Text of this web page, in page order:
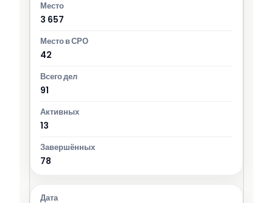
3 657
42
91
13
78